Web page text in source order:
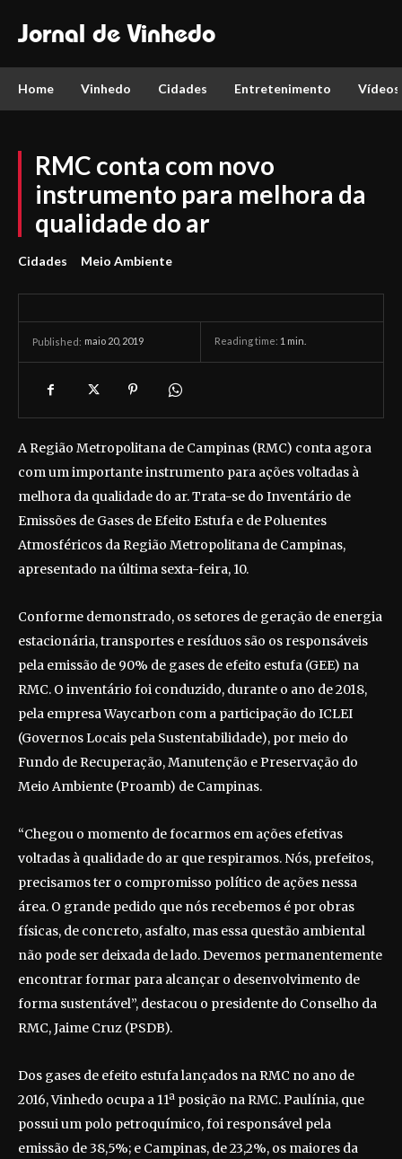
Jornal de Vinhedo
Home Vinhedo Cidades Entretenimento Vídeos
RMC conta com novo
instrumento para melhora da
qualidade do ar
Cidades Meio Ambiente
Published: maio 20, 2019 Reading time: 1 min.
A Região Metropolitana de Campinas (RMC) conta agora
com um importante instrumento para ações voltadas à
melhora da qualidade do ar. Trata-se do Inventário de
Emissões de Gases de Efeito Estufa e de Poluentes
Atmosféricos da Região Metropolitana de Campinas,
apresentado na última sexta-feira, 10.
Conforme demonstrado, os setores de geração de energia
estacionária, transportes e resíduos são os responsáveis
pela emissão de 90% de gases de efeito estufa (GEE) na
RMC. O inventário foi conduzido, durante o ano de 2018,
pela empresa Waycarbon com a participação do ICLEI
(Governos Locais pela Sustentabilidade), por meio do
Fundo de Recuperação, Manutenção e Preservação do
Meio Ambiente (Proamb) de Campinas.
“Chegou o momento de focarmos em ações efetivas
voltadas à qualidade do ar que respiramos. Nós, prefeitos,
precisamos ter o compromisso político de ações nessa
área. O grande pedido que nós recebemos é por obras
físicas, de concreto, asfalto, mas essa questão ambiental
não pode ser deixada de lado. Devemos permanentemente
encontrar formar para alcançar o desenvolvimento de
forma sustentável”, destacou o presidente do Conselho da
RMC, Jaime Cruz (PSDB).
Dos gases de efeito estufa lançados na RMC no ano de
2016, Vinhedo ocupa a 11ª posição na RMC. Paulínia, que
possui um polo petroquímico, foi responsável pela
emissão de 38,5%; e Campinas, de 23,2%, os maiores da